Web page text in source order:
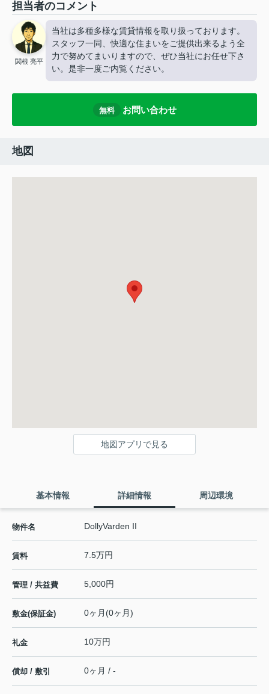
担当者のコメント
関根 亮平
当社は多種多様な賃貸情報を取り扱っております。
スタッフ一同、快適な住まいをご提供出来るよう全
力で努めてまいりますので、ぜひ当社にお任せ下さ
い。是非一度ご内覧ください。
無料 お問い合わせ
地図
地図アプリで見る
基本情報 詳細情報 周辺環境
物件名 DollyVarden II
賃料 7.5万円
管理 / 共益費 5,000円
敷金(保証金) 0ヶ月(0ヶ月)
礼金 10万円
償却 / 敷引 0ヶ月 / -